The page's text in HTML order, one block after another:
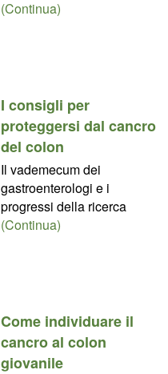
(Continua)
I consigli per
proteggersi dal cancro
del colon
Il vademecum dei
gastroenterologi e i
progressi della ricerca
(Continua)
Come individuare il
cancro al colon
giovanile